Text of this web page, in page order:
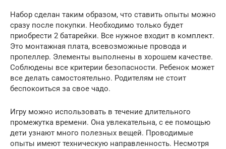
Набор сделан таким образом, что ставить опыты можно
сразу после покупки. Необходимо только будет
приобрести 2 батарейки. Все нужное входит в комплект.
Это монтажная плата, всевозможные провода и
пропеллер. Элементы выполнены в хорошем качестве.
Соблюдены все критерии безопасности. Ребенок может
все делать самостоятельно. Родителям не стоит
беспокоиться за свое чадо.
Игру можно использовать в течение длительного
промежутка времени. Она увлекательна, с ее помощью
дети узнают много полезных вещей. Проводимые
опыты имеют техническую направленность. Несмотря